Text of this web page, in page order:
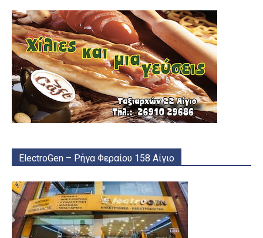
ElectroGen – Ρήγα Φεραίου 158 Αίγιο